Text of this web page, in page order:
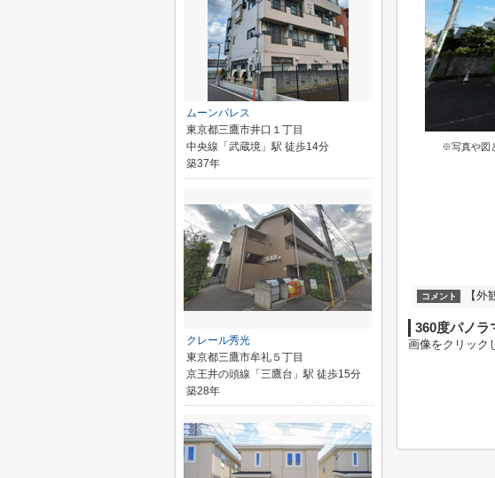
※写真や図
コメント 【外
360度パノラ
画像をクリック
ムーンパレス
東京都三鷹市井口１丁目
中央線「武蔵境」駅 徒歩14分
築37年
クレール秀光
東京都三鷹市牟礼５丁目
京王井の頭線「三鷹台」駅 徒歩15分
築28年